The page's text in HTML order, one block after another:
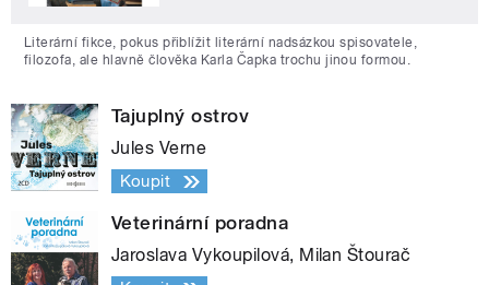
Literární fikce, pokus přiblížit literární nadsázkou spisovatele,
filozofa, ale hlavně člověka Karla Čapka trochu jinou formou.
Tajuplný ostrov
Jules Verne
Koupit
Veterinární poradna
Jaroslava Vykoupilová, Milan Štourač